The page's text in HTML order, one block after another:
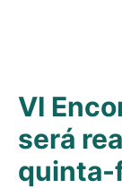
VI
será
quinta-